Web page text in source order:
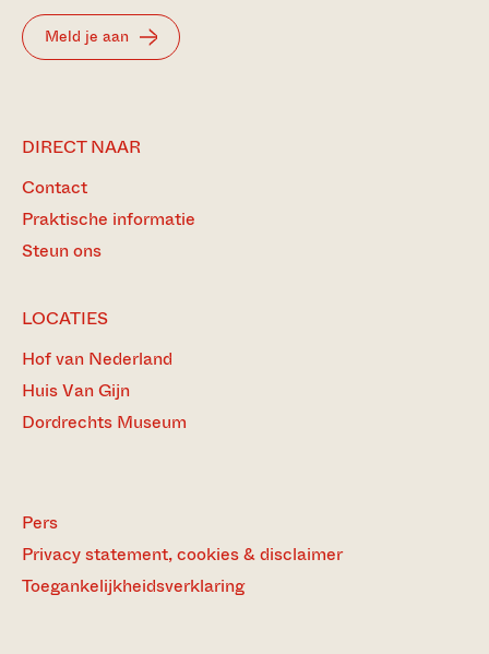
Meld je aan
DIRECT NAAR
Contact
Praktische informatie
Steun ons
LOCATIES
Hof van Nederland
Huis Van Gijn
Dordrechts Museum
Pers
Privacy statement, cookies & disclaimer
Toegankelijkheidsverklaring